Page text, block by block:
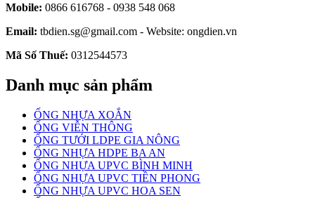
Mobile: 0866 616768 - 0938 548 068
Email: tbdien.sg@gmail.com - Website: ongdien.vn
Mã Số Thuế: 0312544573
Danh mục sản phẩm
ỐNG NHỰA XOẮN
ỐNG VIỄN THÔNG
ỐNG TƯỚI LDPE GIA NÔNG
ỐNG NHỰA HDPE BA AN
ỐNG NHỰA UPVC BÌNH MINH
ỐNG NHỰA UPVC TIỀN PHONG
ỐNG NHỰA UPVC HOA SEN